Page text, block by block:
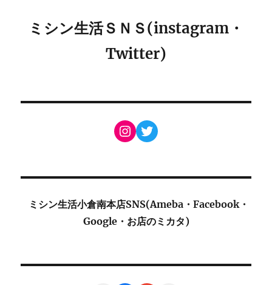
ミシン生活ＳＮＳ(instagram・
Twitter)
Instagram
Twitter
ミシン生活小倉南本店SNS(Ameba・Facebook・
Google・お店のミカタ)